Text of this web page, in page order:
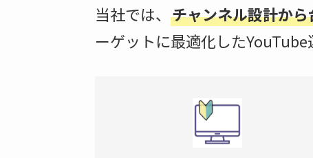
当社では、 チャンネル設計か
ーゲットに最適化したYouTube